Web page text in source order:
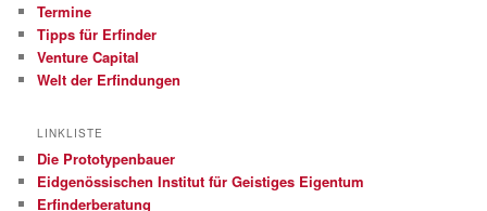
Termine
Tipps für Erfinder
Venture Capital
Welt der Erfindungen
LINKLISTE
Die Prototypenbauer
Eidgenössischen Institut für Geistiges Eigentum
Erfinderberatung